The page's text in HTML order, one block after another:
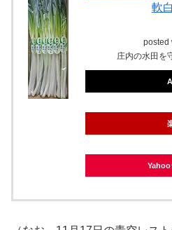
軟
posted
庄内の水田
Yahoo